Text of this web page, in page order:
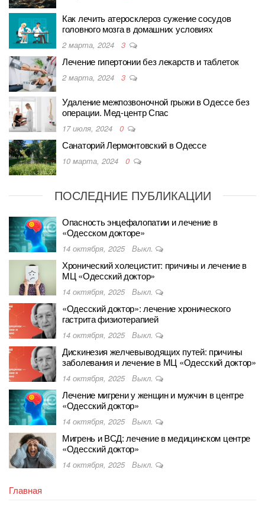
Как лечить атеросклероз сужение сосудов
головного мозга в домашних условиях
2 марта, 2024 3
Лечение гипертонии без лекарств и таблеток
2 марта, 2024 3
Удаление межпозвоночной грыжи в Одессе без
операции. Мед-центр Спас
17 июля, 2024 0
Санаторий Лермонтовский в Одессе
10 марта, 2024 0
ПОСЛЕДНИЕ ПУБЛИКАЦИИ
Опасность энцефалопатии и лечение в
«Одесском докторе»
14 октября, 2025 Выкл.
Хронический холецистит: причины и лечение в
МЦ «Одесский доктор»
14 октября, 2025 Выкл.
«Одесский доктор»: лечение хронического
гастрита физиотерапией
14 октября, 2025 Выкл.
Дискинезия желчевыводящих путей: причины
заболевания и лечение в МЦ «Одесский доктор»
14 октября, 2025 Выкл.
Лечение мигрени у женщин и мужчин в центре
«Одесский доктор»
14 октября, 2025 Выкл.
Мигрень и ВСД: лечение в медицинском центре
«Одесский доктор»
14 октября, 2025 Выкл.
Главная